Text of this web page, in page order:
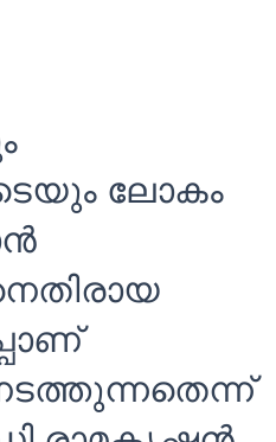
ലോകം